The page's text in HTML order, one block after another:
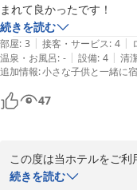
コンフォートホテル豊川
2026-08-05
続きを読む
部屋: 3 | 接客・サービス: 4 |
温泉・お風呂: - | 設備: 4 | 清
追加情報:小さな子供と一緒に
47
この度は当ホテルをご利
また、ご宿泊の感想も賜
続きを読む